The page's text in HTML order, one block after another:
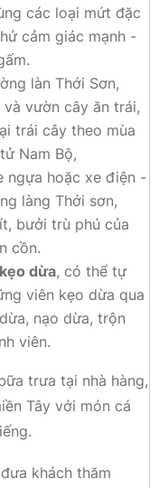
các loại mứt đặc
cảm giác mạnh -
làn Thới Sơn,
vườn cây ăn trái,
trái cây theo mùa
Nam Bộ,
ngựa hoặc xe điện -
làng Thới sơn,
bưởi trù phú của
cồn.
dừa, có thể tự
viên kẹo dừa qua
nạo dừa, trộn
viên.
trưa tại nhà hàng,
Tây với món cá
khách thăm